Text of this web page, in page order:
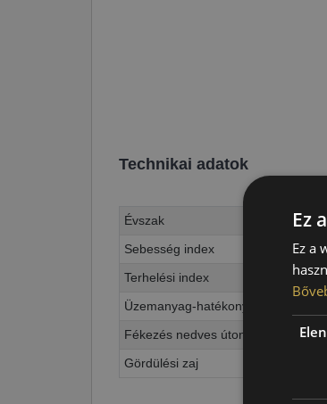
Technikai adatok
Évszak
Sebesség index
Terhelési index
Üzemanyag-hatékonyság
Fékezés nedves úton
Gördülési zaj
Ez
Ez a